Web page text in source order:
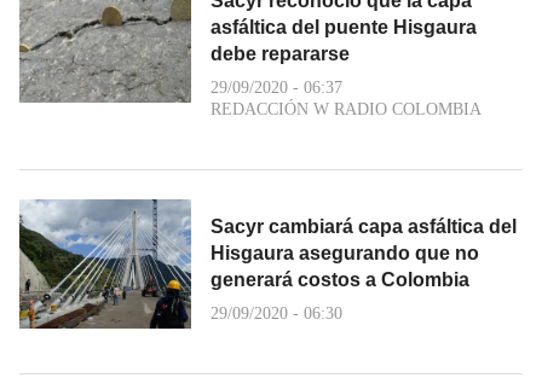
asfáltica del puente Hisgaura
debe repararse
29/09/2020 - 06:37
REDACCIÓN W RADIO COLOMBIA
Sacyr cambiará capa asfáltica del
Hisgaura asegurando que no
generará costos a Colombia
29/09/2020 - 06:30